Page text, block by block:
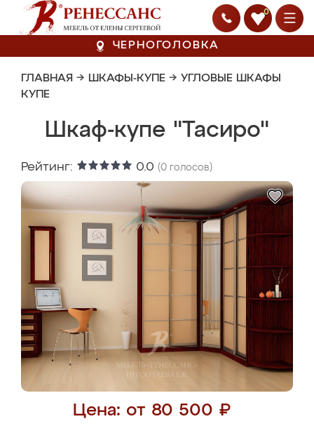
0
ЧЕРНОГОЛОВКА
ГЛАВНАЯ → ШКАФЫ-КУПЕ → УГЛОВЫЕ ШКАФЫ
КУПЕ
Шкаф-купе "Тасиро"
Рейтинг: 0.0 (0 голосов)
Цена: от 80 500 ₽